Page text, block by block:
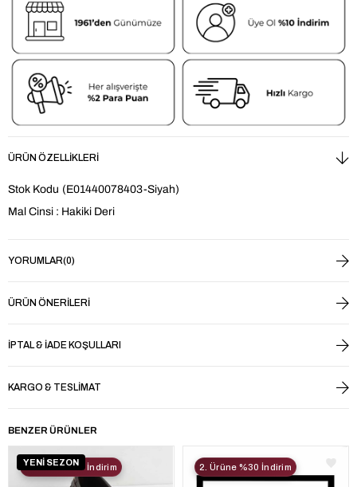
ÜRÜN ÖZELLIKLERI
Stok Kodu (E01440078403-Siyah)
Mal Cinsi : Hakiki Deri
YORUMLAR(0)
ÜRÜN ÖNERILERI
İPTAL & İADE KOŞULLARI
KARGO & TESLIMAT
BENZER ÜRÜNLER
YENİ SEZON
2. Ürüne %30 İndirim 2. Ürüne %30 İndirim